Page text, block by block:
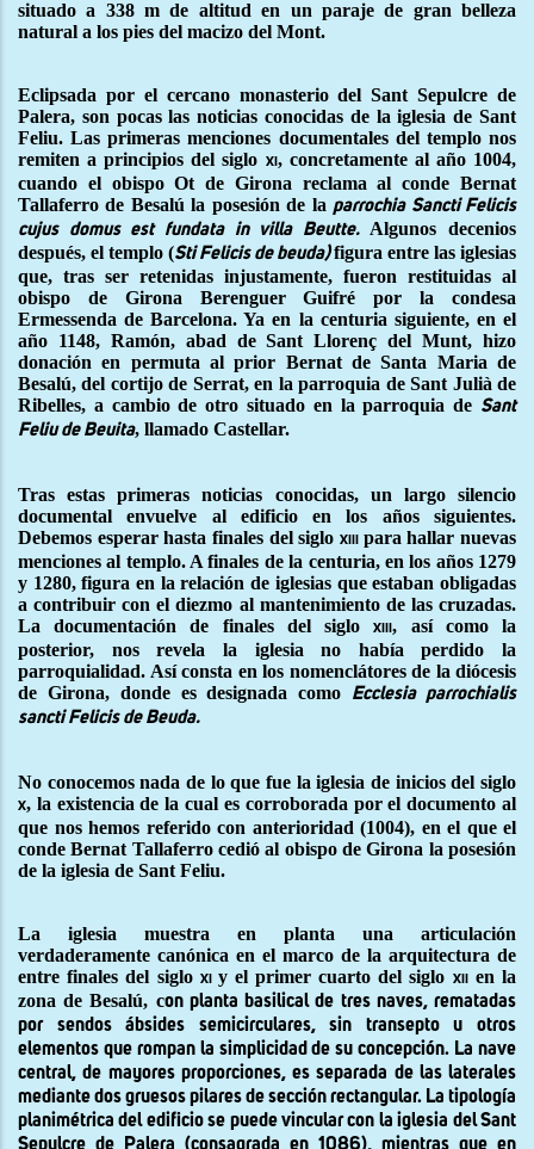
situado a 338 m de altitud en un paraje de gran belleza
natural a los pies del macizo del Mont.
Eclipsada por el cercano monasterio del Sant Sepulcre de
Palera, son pocas las noticias conocidas de la iglesia de Sant
Feliu. Las primeras menciones documentales del templo nos
remiten a principios del siglo xi, concretamente al año 1004,
cuando el obispo Ot de Girona reclama al conde Bernat
Tallaferro de Besalú la posesión de la parrochia Sancti Felicis
cujus domus est fundata in villa Beutte.Algunos decenios
después, el templo (Sti Felicis de beuda)figura entre las iglesias
que, tras ser retenidas injustamente, fueron restituidas al
obispo de Girona Berenguer Guifré por la condesa
Ermessenda de Barcelona. Ya en la centuria siguiente, en el
año 1148, Ramón, abad de Sant Llorenç del Munt, hizo
donación en permuta al prior Bernat de Santa Maria de
Besalú, del cortijo de Serrat, en la parroquia de Sant Julià de
Ribelles, a cambio de otro situado en la parroquia de Sant
Feliu de Beuita, llamado Castellar.
Tras estas primeras noticias conocidas, un largo silencio
documental envuelve al edificio en los años siguientes.
Debemos esperar hasta finales del siglo xiii para hallar nuevas
menciones al templo. A finales de la centuria, en los años 1279
y 1280, figura en la relación de iglesias que estaban obligadas
a contribuir con el diezmo al mantenimiento de las cruzadas.
La documentación de finales del sigloxiii, así como la
posterior, nos revela la iglesia no había perdido la
parroquialidad. Así consta en los nomenclátores de la diócesis
de Girona, donde es designada como Ecclesia parrochialis
sancti Felicis de Beuda.
No conocemos nada de lo que fue la iglesia de inicios del siglo
x, la existencia de la cual es corroborada por el documento al
que nos hemos referido con anterioridad (1004), en el que el
conde Bernat Tallaferro cedió al obispo de Girona la posesión
de la iglesia de Sant Feliu.
La iglesia muestra en planta una articulación
verdaderamente canónica en el marco de la arquitectura de
entre finales del siglo xiy el primer cuarto del siglo xiien la
zona de Besalú, con planta basilical de tres naves, rematadas
por sendos ábsides semicirculares, sin transepto u otros
elementos que rompan la simplicidad de su concepción. La nave
central, de mayores proporciones, es separada de las laterales
mediante dos gruesos pilares de sección rectangular. La tipología
planimétrica del edificio se puede vincular con la iglesia del Sant
Sepulcre de Palera (consagrada en 1086), mientras que en